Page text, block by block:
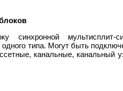
синхронной мультисплит-
типа. Могут быть
канальные, канальный